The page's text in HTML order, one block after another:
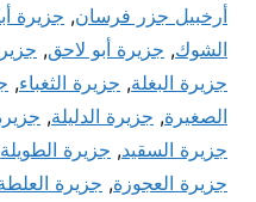
أرخبيل جزر فرسان, جزيرة
الشوك, جزيرة أبو لاحق,
جزيرة البغلة, جزيرة الثغباء,
الصغيرة, جزيرة الدليلة,
جزيرة السقيد, جزيرة الطويلة
جزيرة العجوزة, جزيرة